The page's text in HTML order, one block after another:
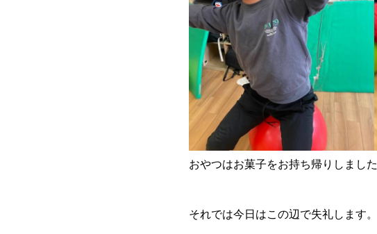
おやつはお菓子をお持ち帰りしました
それでは今日はこの辺で失礼します。